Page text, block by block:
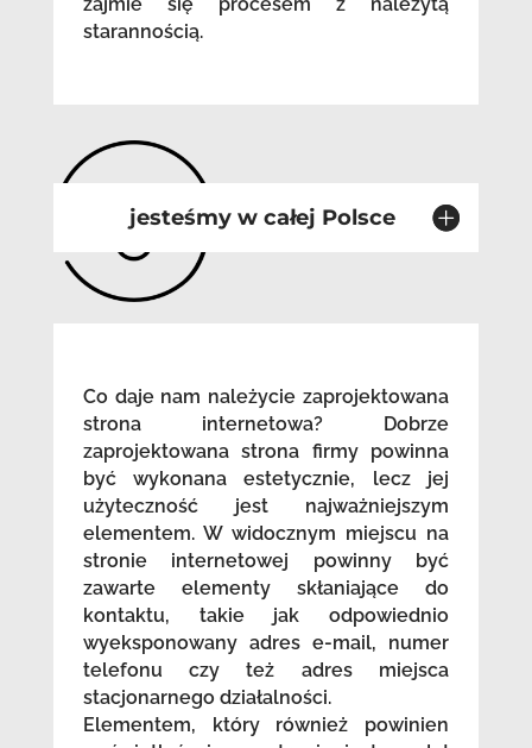
starannością.
jesteśmy w całej Polsce
Co daje nam należycie zaprojektowana
strona internetowa? Dobrze
zaprojektowana strona firmy powinna
być wykonana estetycznie, lecz jej
użyteczność jest najważniejszym
elementem. W widocznym miejscu na
stronie internetowej powinny być
zawarte elementy skłaniające do
kontaktu, takie jak odpowiednio
wyeksponowany adres e-mail, numer
telefonu czy też adres miejsca
stacjonarnego działalności.
Elementem, który również powinien